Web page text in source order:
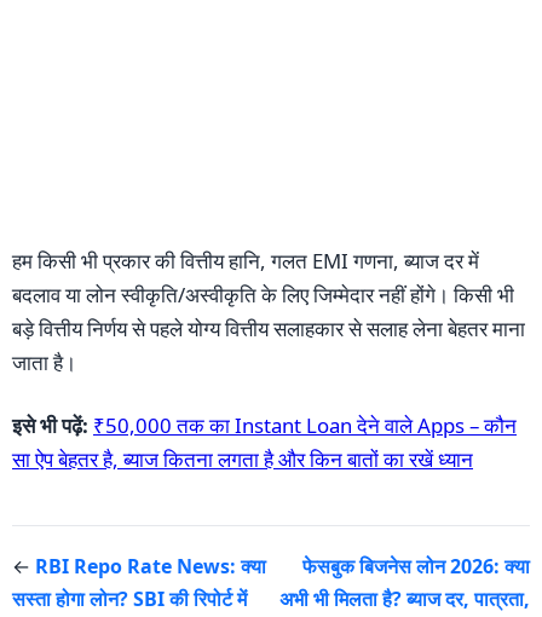
हम किसी भी प्रकार की वित्तीय हानि, गलत EMI गणना, ब्याज दर में
बदलाव या लोन स्वीकृति/अस्वीकृति के लिए जिम्मेदार नहीं होंगे। किसी भी
बड़े वित्तीय निर्णय से पहले योग्य वित्तीय सलाहकार से सलाह लेना बेहतर माना
जाता है।
इसे भी पढ़ें: ₹50,000 तक का Instant Loan देने वाले Apps – कौन
सा ऐप बेहतर है, ब्याज कितना लगता है और किन बातों का रखें ध्यान
← RBI Repo Rate News: क्या
सस्ता होगा लोन? SBI की रिपोर्ट में
फेसबुक बिजनेस लोन 2026: क्या
अभी भी मिलता है? ब्याज दर, पात्रता,